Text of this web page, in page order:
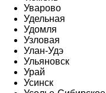
Уварово
Удельная
Удомля
Узловая
Улан-Удэ
Ульяновск
Урай
Усинск